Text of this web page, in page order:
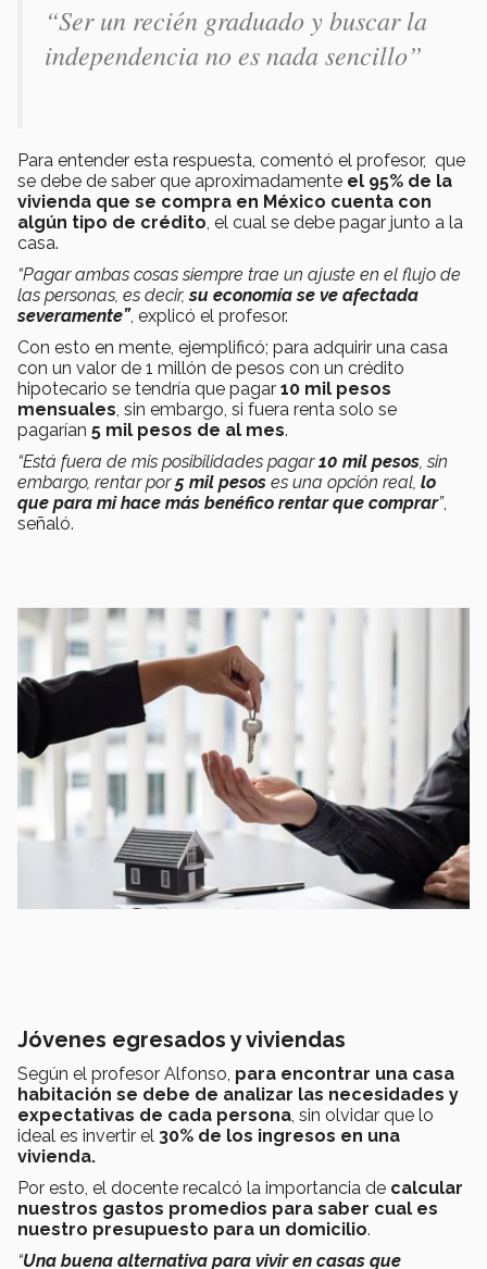
“Ser un recién graduado y buscar la
independencia no es nada sencillo”
Para entender esta respuesta, comentó el profesor, que
se debe de saber que aproximadamente el 95% de la
vivienda que se compra en México cuenta con
algún tipo de crédito , el cual se debe pagar junto a la
casa.
“Pagar ambas cosas siempre trae un ajuste en el flujo de
las personas, es decir,su economía se ve afectada
severamente”, explicó el profesor.
Con esto en mente, ejemplificó; para adquirir una casa
con un valor de 1 millón de pesos con un crédito
hipotecario se tendría que pagar 10 mil pesos
mensuales , sin embargo, si fuera renta solo se
pagarían 5 mil pesos de al mes.
“Está fuera de mis posibilidades pagar10 mil pesos , sin
embargo, rentar por5 mil pesos es una opción real, lo
que para mi hace más benéfico rentar que comprar”,
señaló.
Jóvenes egresados y viviendas
Según el profesor Alfonso, para encontrar una casa
habitación se debe de analizar las necesidades y
expectativas de cada persona, sin olvidar que lo
ideal es invertir el 30% de los ingresos en una
vivienda.
Por esto, el docente recalcó la importancia de calcular
nuestros gastos promedios para saber cual es
nuestro presupuesto para un domicilio.
“Una buena alternativa para vivir en casas que